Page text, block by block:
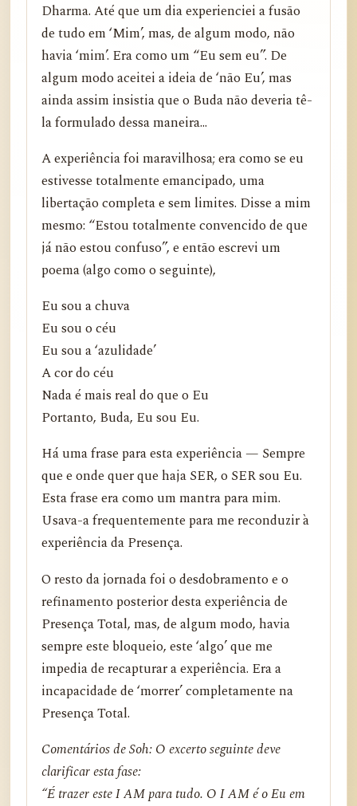
Dharma. Até que um dia experienciei a fusão
de tudo em ‘Mim’, mas, de algum modo, não
havia ‘mim’. Era como um “Eu sem eu”. De
algum modo aceitei a ideia de ‘não Eu’, mas
ainda assim insistia que o Buda não deveria tê-
la formulado dessa maneira...
A experiência foi maravilhosa; era como se eu
estivesse totalmente emancipado, uma
libertação completa e sem limites. Disse a mim
mesmo: “Estou totalmente convencido de que
já não estou confuso”, e então escrevi um
poema (algo como o seguinte),
Eu sou a chuva
Eu sou o céu
Eu sou a ‘azulidade’
A cor do céu
Nada é mais real do que o Eu
Portanto, Buda, Eu sou Eu.
Há uma frase para esta experiência — Sempre
que e onde quer que haja SER, o SER sou Eu.
Esta frase era como um mantra para mim.
Usava-a frequentemente para me reconduzir à
experiência da Presença.
O resto da jornada foi o desdobramento e o
refinamento posterior desta experiência de
Presença Total, mas, de algum modo, havia
sempre este bloqueio, este ‘algo’ que me
impedia de recapturar a experiência. Era a
incapacidade de ‘morrer’ completamente na
Presença Total.
Comentários de Soh: O excerto seguinte deve
clarificar esta fase:
“É trazer este I AM para tudo. O I AM é o Eu em